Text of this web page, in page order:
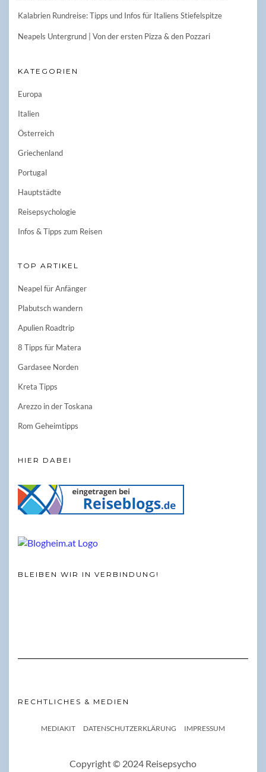
Kalabrien Rundreise: Tipps und Infos für Italiens Stiefelspitze
Neapels Untergrund | Von der ersten Pizza & den Pozzari
KATEGORIEN
Europa
Italien
Österreich
Griechenland
Portugal
Hauptstädte
Reisepsychologie
Infos & Tipps zum Reisen
TOP ARTIKEL
Neapel für Anfänger
Plabutsch wandern
Apulien Roadtrip
8 Tipps für Matera
Gardasee Norden
Kreta Tipps
Arezzo in der Toskana
Rom Geheimtipps
HIER DABEI
BLEIBEN WIR IN VERBINDUNG!
RECHTLICHES & MEDIEN
MEDIAKIT DATENSCHUTZERKLÄRUNG IMPRESSUM
Copyright © 2024 Reisepsycho